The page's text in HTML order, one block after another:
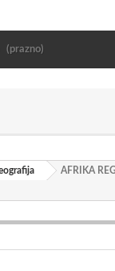
(prazno)
AFRIKA